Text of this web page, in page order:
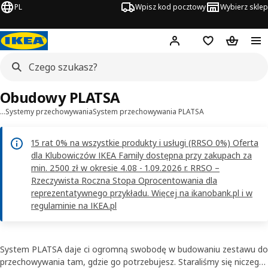
PL Wpisz kod pocztowy Wybierz sklep
Hej! Zaloguj się
Lista zakupowa
Koszyk
…Systemy przechowywaniaSystem przechowywania PLATSA
15 rat 0% na wszystkie produkty i usługi (RRSO 0%) Oferta
dla Klubowiczów IKEA Family dostępna przy zakupach za
min. 2500 zł w okresie 4.08 - 1.09.2026 r. RRSO –
Rzeczywista Roczna Stopa Oprocentowania dla
reprezentatywnego przykładu. Więcej na ikanobank.pl i w
regulaminie na IKEA.pl
Obudowy PLATSA
System PLATSA daje ci ogromną swobodę w budowaniu zestawu do
przechowywania tam, gdzie go potrzebujesz. Staraliśmy się niczego